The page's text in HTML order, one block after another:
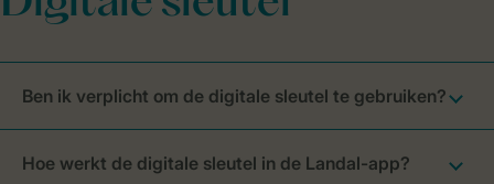
Ben ik verplicht om de digitale sleutel te gebruiken?
Hoe werkt de digitale sleutel in de Landal-app?